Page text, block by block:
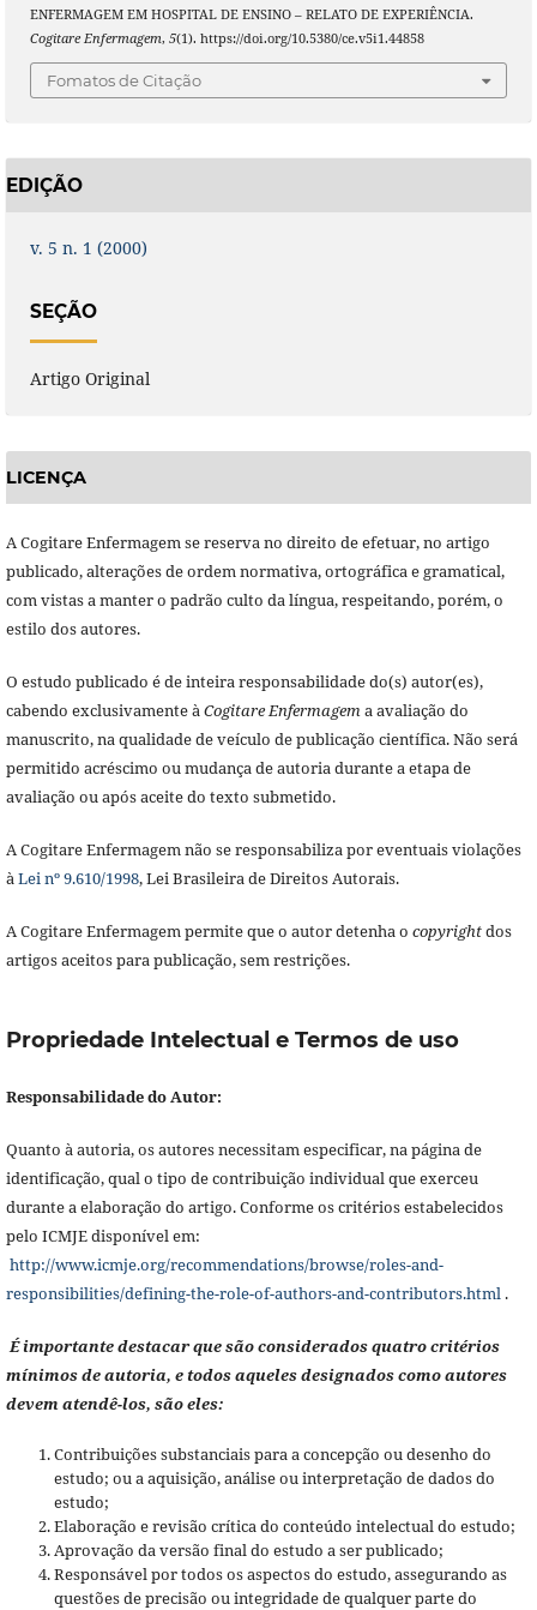
ENFERMAGEM EM HOSPITAL DE ENSINO – RELATO DE EXPERIÊNCIA.
Cogitare Enfermagem, 5(1). https://doi.org/10.5380/ce.v5i1.44858
Fomatos de Citação
EDIÇÃO
v. 5 n. 1 (2000)
SEÇÃO
Artigo Original
LICENÇA
A Cogitare Enfermagem se reserva no direito de efetuar, no artigo
publicado, alterações de ordem normativa, ortográfica e gramatical,
com vistas a manter o padrão culto da língua, respeitando, porém, o
estilo dos autores.
O estudo publicado é de inteira responsabilidade do(s) autor(es),
cabendo exclusivamente àCogitare Enfermagema avaliação do
manuscrito, na qualidade de veículo de publicação científica. Não será
permitido acréscimo ou mudança de autoria durante a etapa de
avaliação ou após aceite do texto submetido.
A Cogitare Enfermagem não se responsabiliza por eventuais violações
àLei nº 9.610/1998, Lei Brasileira de Direitos Autorais.
A Cogitare Enfermagem permite que o autor detenha o copyrightdos
artigos aceitos para publicação, sem restrições.
Propriedade Intelectual e Termos de uso
Responsabilidade do Autor:
Quanto à autoria, os autores necessitam especificar, na página de
identificação, qual o tipo de contribuição individual que exerceu
durante a elaboração do artigo. Conforme os critérios estabelecidos
pelo ICMJE disponível em:
http://www.icmje.org/recommendations/browse/roles-and-
responsibilities/defining-the-role-of-authors-and-contributors.html.
É importante destacar que são considerados quatro critérios
mínimos de autoria, e todos aqueles designados como autores
devem atendê-los, são eles:
Contribuições substanciais para a concepção ou desenho do
estudo; ou a aquisição, análise ou interpretação de dados do
estudo;
Elaboração e revisão crítica do conteúdo intelectual do estudo;
Aprovação da versão final do estudo a ser publicado;
Responsável por todos os aspectos do estudo, assegurando as
questões de precisão ou integridade de qualquer parte do